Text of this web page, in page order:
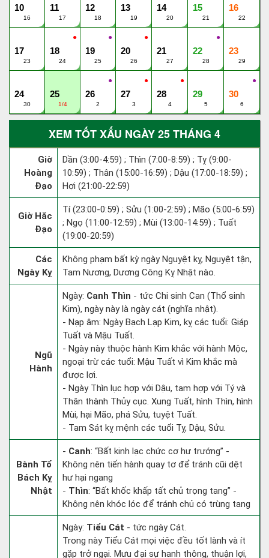
10
16
11
17
12
18
13
19
14
20
15
21
16
22
17
23
●
18
24
●
19
25
●
20
26
21
27
●
22
28
23
29
24
30
25
1/4
●
26
2
●
27
3
●
28
4
29
5
●
30
6
XEM TỐT XẤU NGÀY 25 THÁNG 4
Giờ
Hoàng
Đạo
Dần (3:00-4:59) ; Thìn (7:00-8:59) ; Tỵ (9:00-
10:59) ; Thân (15:00-16:59) ; Dậu (17:00-18:59) ;
Hợi (21:00-22:59)
Giờ Hắc
Đạo
Tí (23:00-0:59) ; Sửu (1:00-2:59) ; Mão (5:00-6:59)
; Ngọ (11:00-12:59) ; Mùi (13:00-14:59) ; Tuất
(19:00-20:59)
Các
Ngày Kỵ
Không phạm bất kỳ ngày Nguyệt kỵ, Nguyệt tận,
Tam Nương, Dương Công Kỵ Nhật nào.
Ngũ
Hành
Ngày: Canh Thìn - tức Chi sinh Can (Thổ sinh
Kim), ngày này là ngày cát (nghĩa nhật).
- Nạp âm: Ngày Bạch Lạp Kim, kỵ các tuổi: Giáp
Tuất và Mậu Tuất.
- Ngày này thuộc hành Kim khắc với hành Mộc,
ngoại trừ các tuổi: Mậu Tuất vì Kim khắc mà
được lợi.
- Ngày Thìn lục hợp với Dậu, tam hợp với Tý và
Thân thành Thủy cục. Xung Tuất, hình Thìn, hình
Mùi, hại Mão, phá Sửu, tuyệt Tuất.
- Tam Sát kỵ mệnh các tuổi Tỵ, Dậu, Sửu.
Bành Tổ
Bách Kỵ
Nhật
- Canh: “Bất kinh lạc chức cơ hư trướng” -
Không nên tiến hành quay tơ để tránh cũi dệt
hư hại ngang
- Thìn: “Bất khốc khấp tất chủ trọng tang” -
Không nên khóc lóc để tránh chủ có trùng tang
Ngày: Tiểu Cát - tức ngày Cát.
Trong này Tiểu Cát mọi việc đều tốt lành và ít
gặp trở ngại. Mưu đại sự hanh thông, thuận lợi,